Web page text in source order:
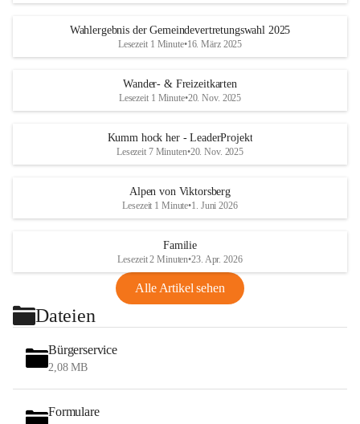
Wahlergebnis der Gemeindevertretungswahl 2025
Lesezeit 1 Minute•16. März 2025
Wander- & Freizeitkarten
Lesezeit 1 Minute•20. Nov. 2025
Kumm hock her - LeaderProjekt
Lesezeit 7 Minuten•20. Nov. 2025
Alpen von Viktorsberg
Lesezeit 1 Minute•1. Juni 2026
Familie
Lesezeit 2 Minuten•23. Apr. 2026
Alle Artikel sehen
Dateien
Bürgerservice
2,08 MB
Formulare